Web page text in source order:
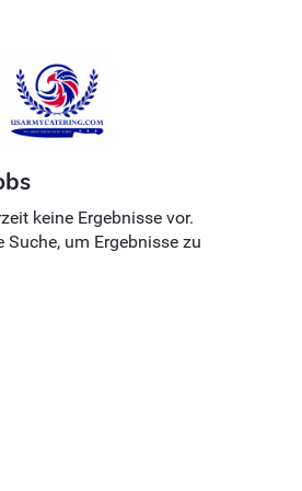
keine Ergebnisse vor.
Suche, um Ergebnisse zu